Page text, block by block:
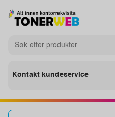
Kontakt kundeservice